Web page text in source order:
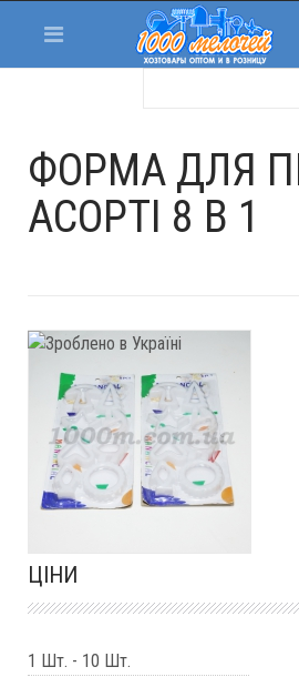
ФОРМА ДЛЯ
АСОРТІ 8 В 1
ЦІНИ
1 Шт. - 10 Шт.